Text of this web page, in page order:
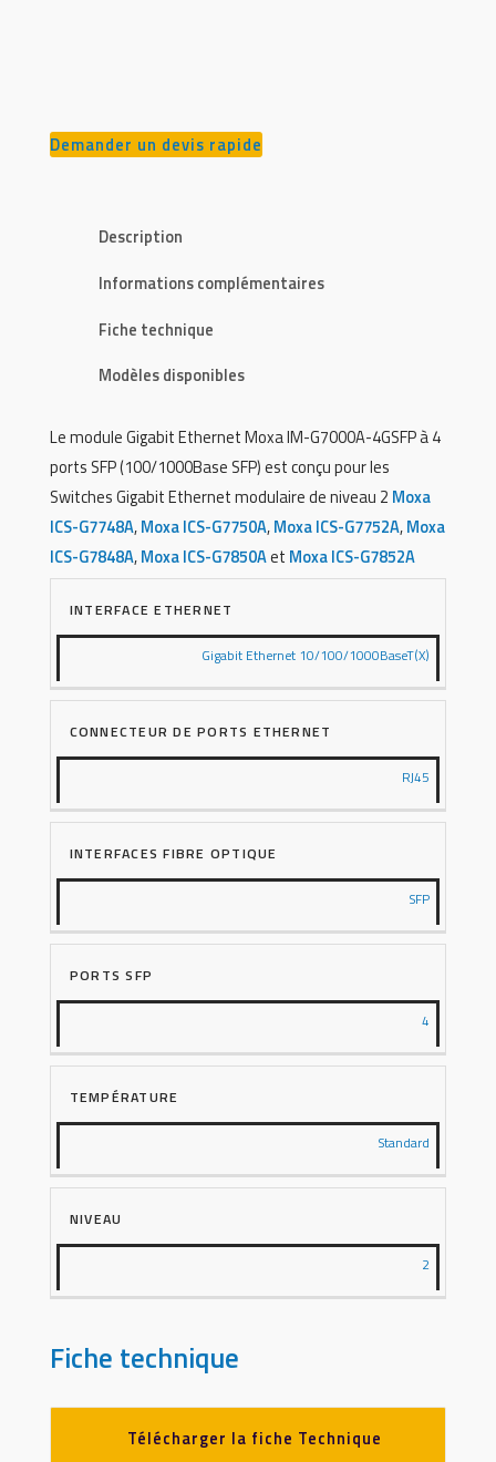
Demander un devis rapide
Description
Informations complémentaires
Fiche technique
Modèles disponibles
Le module Gigabit Ethernet Moxa IM-G7000A-4GSFP à 4
ports SFP (100/1000Base SFP) est conçu pour les
Switches Gigabit Ethernet modulaire de niveau 2 Moxa
ICS-G7748A,Moxa ICS-G7750A,Moxa ICS-G7752A,Moxa
ICS-G7848A,Moxa ICS-G7850Aet MoxaICS-G7852A
INTERFACE ETHERNET
Gigabit Ethernet 10/100/1000BaseT(X)
CONNECTEUR DE PORTS ETHERNET
RJ45
INTERFACES FIBRE OPTIQUE
SFP
PORTS SFP
4
TEMPÉRATURE
Standard
NIVEAU
2
Fiche technique
Télécharger la fiche Technique